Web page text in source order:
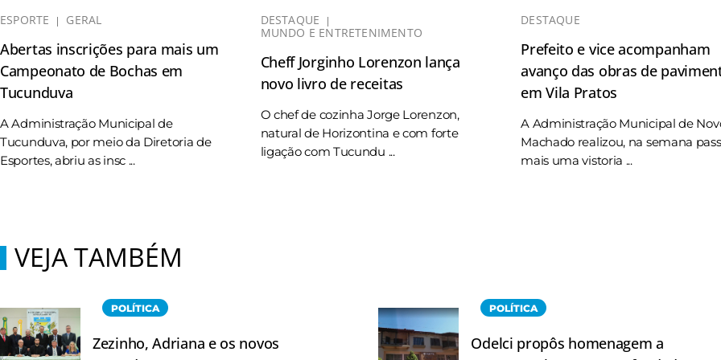
ESPORTE GERAL
Abertas inscrições para mais um
Campeonato de Bochas em
Tucunduva
A Administração Municipal de
Tucunduva, por meio da Diretoria de
Esportes, abriu as insc ...
DESTAQUE
MUNDO E ENTRETENIMENTO
Cheff Jorginho Lorenzon lança
novo livro de receitas
O chef de cozinha Jorge Lorenzon,
natural de Horizontina e com forte
ligação com Tucundu ...
DESTAQUE
Prefeito e vice acompanham
avanço das obras de
em Vila Pratos
A Administração Municipal de
Machado realizou, na semana
mais uma vistoria ...
VEJA TAMBÉM
POLÍTICA
Zezinho, Adriana e os novos
POLÍTICA
Odelci propôs homenagem a